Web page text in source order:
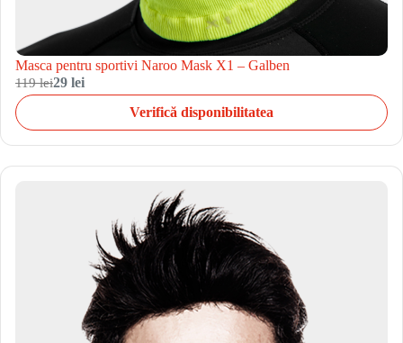
Masca pentru sportivi Naroo Mask X1 – Galben
119 lei29 lei
Verifică disponibilitatea